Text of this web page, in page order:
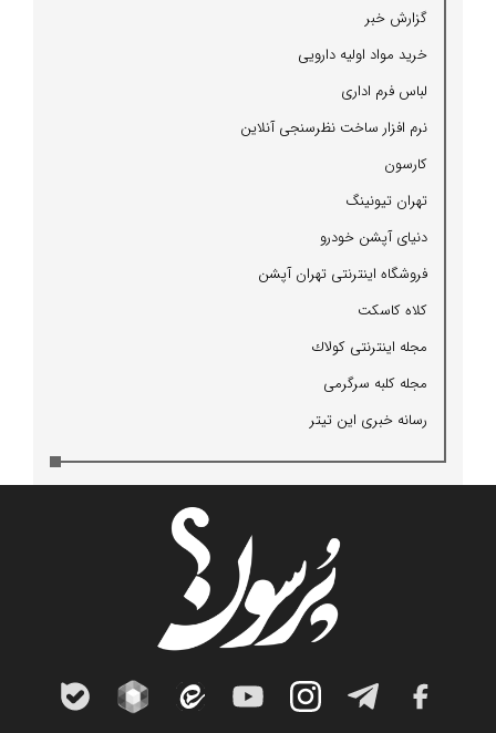
گزارش خبر
خرید مواد اولیه دارویی
لباس فرم اداری
نرم افزار ساخت نظرسنجی آنلاین
كارسون
تهران تیونینگ
دنیای آپشن خودرو
فروشگاه اینترنتی تهران آپشن
كلاه كاسكت
مجله اینترنتی كولاك
مجله كلبه سرگرمی
رسانه خبری این تیتر